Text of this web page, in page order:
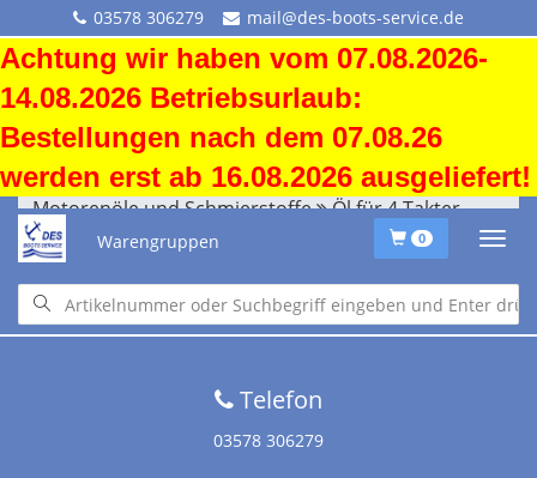
03578 306279 mail@des-boots-service.de
Achtung wir haben vom 07.08.2026-
14.08.2026 Betriebsurlaub:
Bestellungen nach dem 07.08.26
werden erst ab 16.08.2026 ausgeliefert!
Warengruppen 0
Motorenöle und Schmierstoffe Öl für 4 Takter
Startseite•Downloads•Versandkosten•
Impressum•Altölentsorgung
Telefon
03578 306279